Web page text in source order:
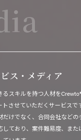
ス・メディア
スキルを持つ人材を
させていただくサービスで
だけでなく、合同会社など
しており、案件難易度、ま